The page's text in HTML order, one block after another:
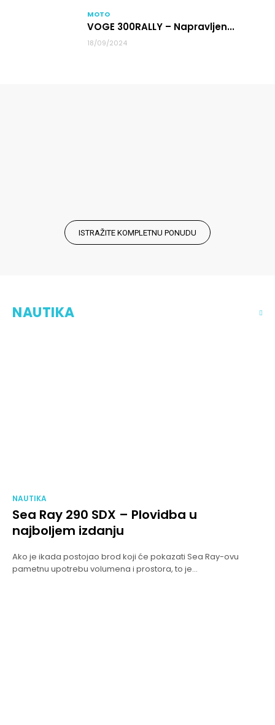
MOTO
VOGE 300RALLY – Napravljen...
18/09/2024
ISTRAŽITE KOMPLETNU PONUDU
NAUTIKA
NAUTIKA
Sea Ray 290 SDX – Plovidba u
najboljem izdanju
Ako je ikada postojao brod koji će pokazati Sea Ray-ovu
pametnu upotrebu volumena i prostora, to je...